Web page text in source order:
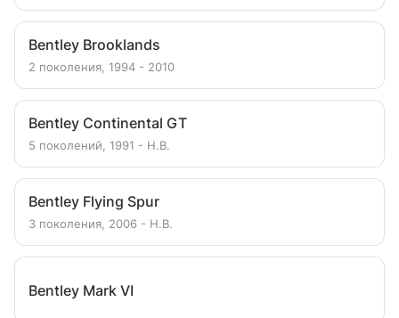
Bentley Brooklands
2 поколения, 1994 - 2010
Bentley Continental GT
5 поколений, 1991 - Н.В.
Bentley Flying Spur
3 поколения, 2006 - Н.В.
Bentley Mark VI